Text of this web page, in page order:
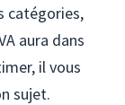
catégories,
aura dans
il vous
sujet.